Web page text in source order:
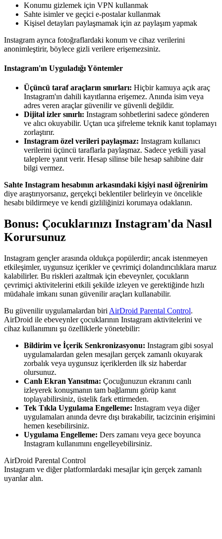
Konumu gizlemek için VPN kullanmak
Sahte isimler ve geçici e-postalar kullanmak
Kişisel detayları paylaşmamak için az paylaşım yapmak
Instagram ayrıca fotoğraflardaki konum ve cihaz verilerini
anonimleştirir, böylece gizli verilere erişemezsiniz.
Instagram'ın Uyguladığı Yöntemler
Üçüncü taraf araçların sınırları: Hiçbir kamuya açık araç
Instagram'ın dahili kayıtlarına erişemez. Anında isim veya
adres veren araçlar güvenilir ve güvenli değildir.
Dijital izler sınırlı: Instagram sohbetlerini sadece gönderen
ve alıcı okuyabilir. Uçtan uca şifreleme teknik kanıt toplamayı
zorlaştırır.
Instagram özel verileri paylaşmaz: Instagram kullanıcı
verilerini üçüncü taraflarla paylaşmaz. Sadece yetkili yasal
taleplere yanıt verir. Hesap silinse bile hesap sahibine dair
bilgi vermez.
Sahte Instagram hesabının arkasındaki kişiyi nasıl öğrenirim
diye araştırıyorsanız, gerçekçi beklentiler belirleyin ve öncelikle
hesabı bildirmeye ve kendi gizliliğinizi korumaya odaklanın.
Bonus: Çocuklarınızı Instagram'da Nasıl
Korursunuz
Instagram gençler arasında oldukça popülerdir; ancak istenmeyen
etkileşimler, uygunsuz içerikler ve çevrimiçi dolandırıcılıklara maruz
kalabilirler. Bu riskleri azaltmak için ebeveynler, çocukların
çevrimiçi aktivitelerini etkili şekilde izleyen ve gerektiğinde hızlı
müdahale imkanı sunan güvenilir araçları kullanabilir.
Bu güvenilir uygulamalardan biri AirDroid Parental Control.
AirDroid ile ebeveynler çocuklarının Instagram aktivitelerini ve
cihaz kullanımını şu özelliklerle yönetebilir:
Bildirim ve İçerik Senkronizasyonu: Instagram gibi sosyal
uygulamalardan gelen mesajları gerçek zamanlı okuyarak
zorbalık veya uygunsuz içeriklerden ilk siz haberdar
olursunuz.
Canlı Ekran Yansıtma: Çocuğunuzun ekranını canlı
izleyerek konuşmanın tam bağlamını görüp kanıt
toplayabilirsiniz, üstelik fark ettirmeden.
Tek Tıkla Uygulama Engelleme: Instagram veya diğer
uygulamaları anında devre dışı bırakabilir, tacizcinin erişimini
hemen kesebilirsiniz.
Uygulama Engelleme: Ders zamanı veya gece boyunca
Instagram kullanımını engelleyebilirsiniz.
AirDroid Parental Control
Instagram ve diğer platformlardaki mesajlar için gerçek zamanlı
uyarılar alın.